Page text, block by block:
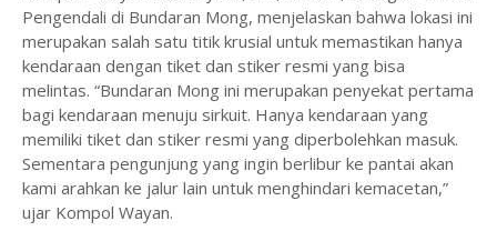
Pengendali di Bundaran Mong, menjelaskan bahwa lokasi ini
merupakan salah satu titik krusial untuk memastikan hanya
kendaraan dengan tiket dan stiker resmi yang bisa
melintas. “Bundaran Mong ini merupakan penyekat pertama
bagi kendaraan menuju sirkuit. Hanya kendaraan yang
memiliki tiket dan stiker resmi yang diperbolehkan masuk.
Sementara pengunjung yang ingin berlibur ke pantai akan
kami arahkan ke jalur lain untuk menghindari kemacetan,”
ujar Kompol Wayan.